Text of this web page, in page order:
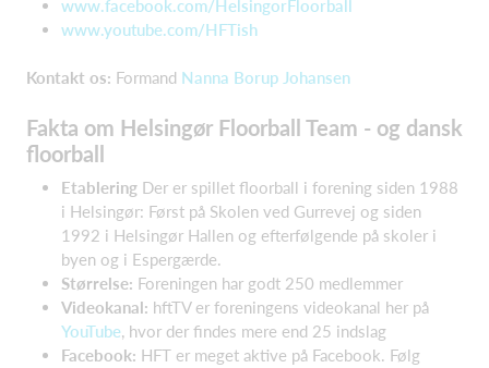
www.facebook.com/HelsingorFloorball
www.youtube.com/HFTish
Kontakt os: Formand Nanna Borup Johansen
Fakta om Helsingør Floorball Team - og dansk
floorball
Etablering Der er spillet floorball i forening siden 1988
i Helsingør: Først på Skolen ved Gurrevej og siden
1992 i Helsingør Hallen og efterfølgende på skoler i
byen og i Espergærde.
Størrelse: Foreningen har godt 250 medlemmer
Videokanal: hftTV er foreningens videokanal her på
YouTube, hvor der findes mere end 25 indslag
Facebook: HFT er meget aktive på Facebook. Følg